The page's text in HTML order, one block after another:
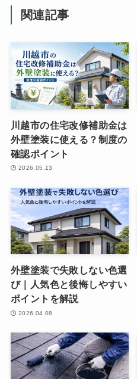
関連記事
川越市の住宅改修補助金は
外壁塗装に使える？制度の
確認ポイント
2026.05.13
外壁塗装で失敗しない色選
び｜人気色と後悔しやすい
ポイントを解説
2026.04.08